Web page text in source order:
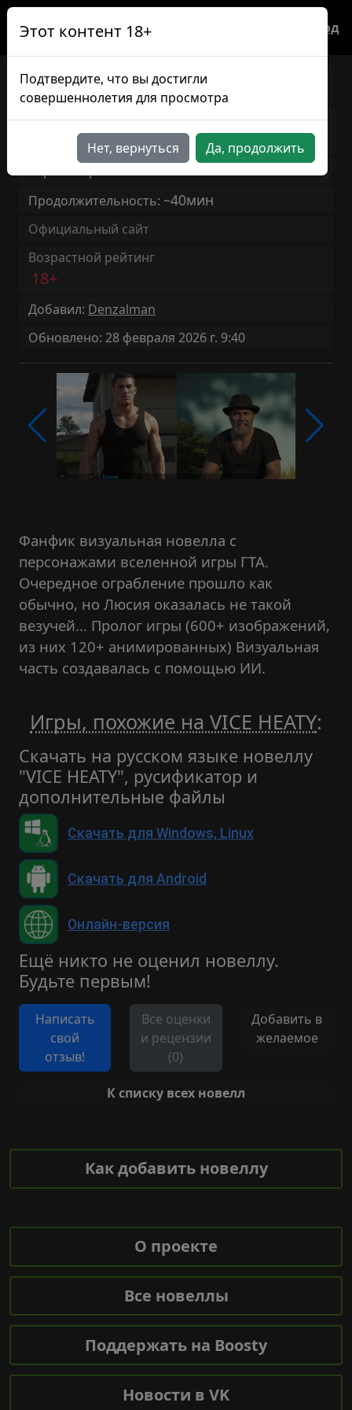
Вход
Этот контент 18+
Подтвердите, что вы достигли
совершеннолетия для просмотра
Нет, вернуться Да, продолжить
RU ВАЙС ХИТИ
Известна также, как
VICE HEATY
Продолжительность: ~40мин
Официальный сайт
Возрастной рейтинг
18+
Добавил: Denzalman
Обновлено: 28 февраля 2026 г. 9:40
Фанфик визуальная новелла с
персонажами вселенной игры ГТА.
Очередное ограбление прошло как
обычно, но Люсия оказалась не такой
везучей... Пролог игры (600+ изображений,
из них 120+ анимированных) Визуальная
часть создавалась с помощью ИИ.
Игры, похожие на VICE HEATY:
Скачать на русском языке новеллу
"VICE HEATY", русификатор и
дополнительные файлы
Скачать для Windows, Linux
Скачать для Android
Онлайн-версия
Ещё никто не оценил новеллу.
Будьте первым!
Написать
свой
отзыв!
Все оценки
и рецензии
(0)
Добавить в
желаемое
К списку всех новелл
Как добавить новеллу
О проекте
Все новеллы
Поддержать на Boosty
Новости в VK